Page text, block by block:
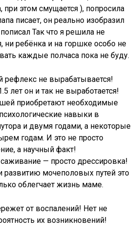
при этом смущается ), попросила
писает, он реально изобразил
Так что я решила не
ни ребёнка и на горшке особо не
каждые полчаса пока не буду.
рефлекс не вырабатывается!
лет он и так не выработается!
приобретают необходимые
навыки в
и двумя годами, а некоторые
годам. И это не просто
а научный факт!
— просто дрессировка!
мочеполовых путей это
облегчает жизнь маме.
от воспалений! Нет не
их возникновений!